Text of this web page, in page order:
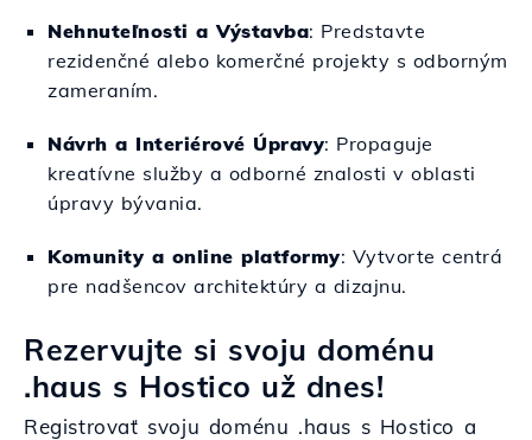
Nehnuteľnosti a Výstavba: Predstavte
rezidenčné alebo komerčné projekty s odborným
zameraním.
Návrh a Interiérové Úpravy: Propaguje
kreatívne služby a odborné znalosti v oblasti
úpravy bývania.
Komunity a online platformy: Vytvorte centrá
pre nadšencov architektúry a dizajnu.
Rezervujte si svoju doménu
.haus s Hostico už dnes!
Registrovať svoju doménu .haus s Hostico a